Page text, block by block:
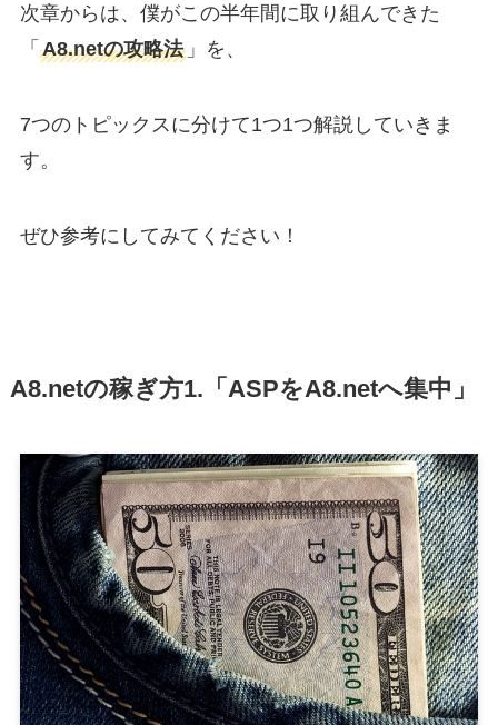
次章からは、僕がこの半年間に取り組んできた
「 A8.netの攻略法」を、
7つのトピックスに分けて1つ1つ解説していきま
す。
ぜひ参考にしてみてください！
A8.netの稼ぎ方1.「ASPをA8.netへ集中」